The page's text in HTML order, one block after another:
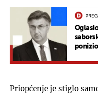
Priopćenje je stiglo